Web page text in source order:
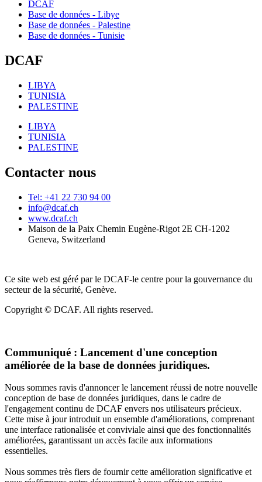
DCAF
Base de données - Libye
Base de données - Palestine
Base de données - Tunisie
DCAF
LIBYA
TUNISIA
PALESTINE
LIBYA
TUNISIA
PALESTINE
Contacter nous
Tel: +41 22 730 94 00
info@dcaf.ch
www.dcaf.ch
Maison de la Paix Chemin Eugène-Rigot 2E CH-1202
Geneva, Switzerland
Ce site web est géré par le DCAF-le centre pour la gouvernance du
secteur de la sécurité, Genève.
Copyright © DCAF. All rights reserved.
Communiqué : Lancement d'une conception
améliorée de la base de données juridiques.
Nous sommes ravis d'annoncer le lancement réussi de notre nouvelle
conception de base de données juridiques, dans le cadre de
l'engagement continu de DCAF envers nos utilisateurs précieux.
Cette mise à jour introduit un ensemble d'améliorations, comprenant
une interface rationalisée et conviviale ainsi que des fonctionnalités
améliorées, garantissant un accès facile aux informations
essentielles.
Nous sommes très fiers de fournir cette amélioration significative et